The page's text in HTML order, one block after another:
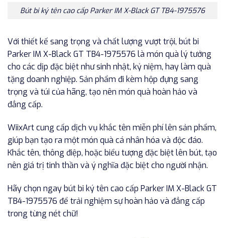
Bút bi ký tên cao cấp Parker IM X-Black GT TB4-1975576
Với thiết kế sang trọng và chất lượng vượt trội, bút bi
Parker IM X-Black GT TB4-1975576 là món quà lý tưởng
cho các dịp đặc biệt như sinh nhật, kỷ niệm, hay làm quà
tặng doanh nghiệp. Sản phẩm đi kèm hộp đựng sang
trọng và túi của hãng, tạo nên món quà hoàn hảo và
đẳng cấp.
WiixArt cung cấp dịch vụ khắc tên miễn phí lên sản phẩm,
giúp bạn tạo ra một món quà cá nhân hóa và độc đáo.
Khắc tên, thông điệp, hoặc biểu tượng đặc biệt lên bút, tạo
nên giá trị tinh thần và ý nghĩa đặc biệt cho người nhận.
Hãy chọn ngay bút bi ký tên cao cấp Parker IM X-Black GT
TB4-1975576 để trải nghiệm sự hoàn hảo và đẳng cấp
trong từng nét chữ!